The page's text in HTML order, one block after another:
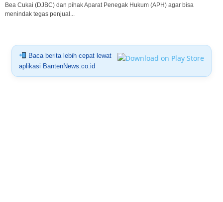
Bea Cukai (DJBC) dan pihak Aparat Penegak Hukum (APH) agar bisa
menindak tegas penjual...
Baca berita lebih cepat lewat
aplikasi BantenNews.co.id